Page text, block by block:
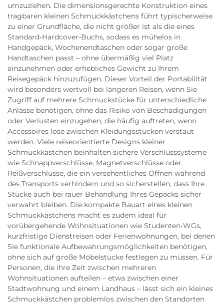
umzuziehen. Die dimensionsgerechte Konstruktion eines
tragbaren kleinen Schmuckkästchens führt typischerweise
zu einer Grundfläche, die nicht größer ist als die eines
Standard-Hardcover-Buchs, sodass es mühelos in
Handgepäck, Wochenendtaschen oder sogar große
Handtaschen passt – ohne übermäßig viel Platz
einzunehmen oder erhebliches Gewicht zu Ihrem
Reisegepäck hinzuzufügen. Dieser Vorteil der Portabilität
wird besonders wertvoll bei längeren Reisen, wenn Sie
Zugriff auf mehrere Schmuckstücke für unterschiedliche
Anlässe benötigen, ohne das Risiko von Beschädigungen
oder Verlusten einzugehen, die häufig auftreten, wenn
Accessoires lose zwischen Kleidungsstücken verstaut
werden. Viele reiseorientierte Designs kleiner
Schmuckkästchen beinhalten sichere Verschlusssysteme
wie Schnappverschlüsse, Magnetverschlüsse oder
Reißverschlüsse, die ein versehentliches Öffnen während
des Transports verhindern und so sicherstellen, dass Ihre
Stücke auch bei rauer Behandlung Ihres Gepäcks sicher
verwahrt bleiben. Die kompakte Bauart eines kleinen
Schmuckkästchens macht es zudem ideal für
vorübergehende Wohnsituationen wie Studenten-WGs,
kurzfristige Dienstreisen oder Ferienwohnungen, bei denen
Sie funktionale Aufbewahrungsmöglichkeiten benötigen,
ohne sich auf große Möbelstücke festlegen zu müssen. Für
Personen, die ihre Zeit zwischen mehreren
Wohnsituationen aufteilen – etwa zwischen einer
Stadtwohnung und einem Landhaus – lässt sich ein kleines
Schmuckkästchen problemlos zwischen den Standorten